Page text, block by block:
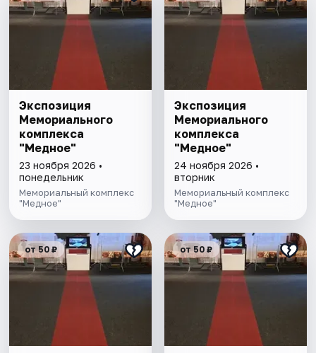
Экспозиция
Мемориального
комплекса
"Медное"
23 ноября 2026 •
понедельник
Мемориальный комплекс
"Медное"
Экспозиция
Мемориального
комплекса
"Медное"
24 ноября 2026 •
вторник
Мемориальный комплекс
"Медное"
от 50 ₽ от 50 ₽